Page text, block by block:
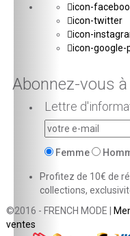
icon-
icon-twitter
icon-
icon-google-
Abonnez-vous
Lettre
Femme
Profitez de 10€ de
collections,
©2016 - FRENCH MODE |
ventes